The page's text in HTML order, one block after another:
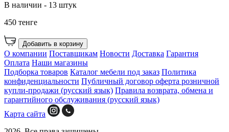
В наличии - 13 штук
450 тенге
Добавить в корзину
О компании Поставщикам Новости Доставка Гарантия
Оплата Наши магазины
Подборка товаров Каталог мебели под заказ Политика
конфиденциальности Публичный договор оферта розничной
купли-продажи (русский язык) Правила возврата, обмена и
гарантийного обслуживания (русский язык)
Карта сайта